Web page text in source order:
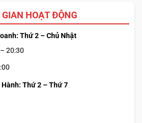
HOẠT ĐỘNG
Thứ 2 – Chủ Nhật
20:30
Hành: Thứ 2 – Thứ 7